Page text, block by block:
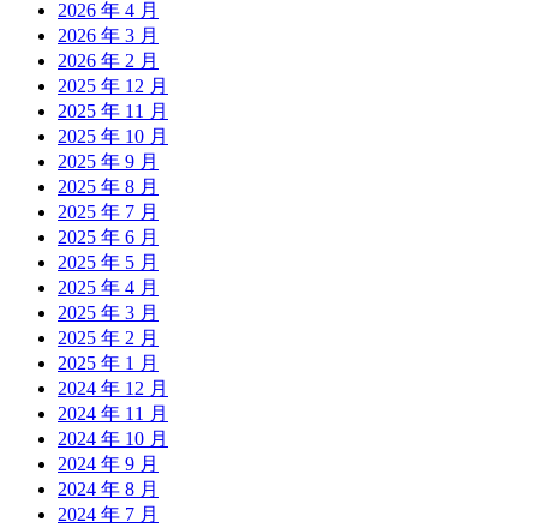
2026 年 4 月
2026 年 3 月
2026 年 2 月
2025 年 12 月
2025 年 11 月
2025 年 10 月
2025 年 9 月
2025 年 8 月
2025 年 7 月
2025 年 6 月
2025 年 5 月
2025 年 4 月
2025 年 3 月
2025 年 2 月
2025 年 1 月
2024 年 12 月
2024 年 11 月
2024 年 10 月
2024 年 9 月
2024 年 8 月
2024 年 7 月